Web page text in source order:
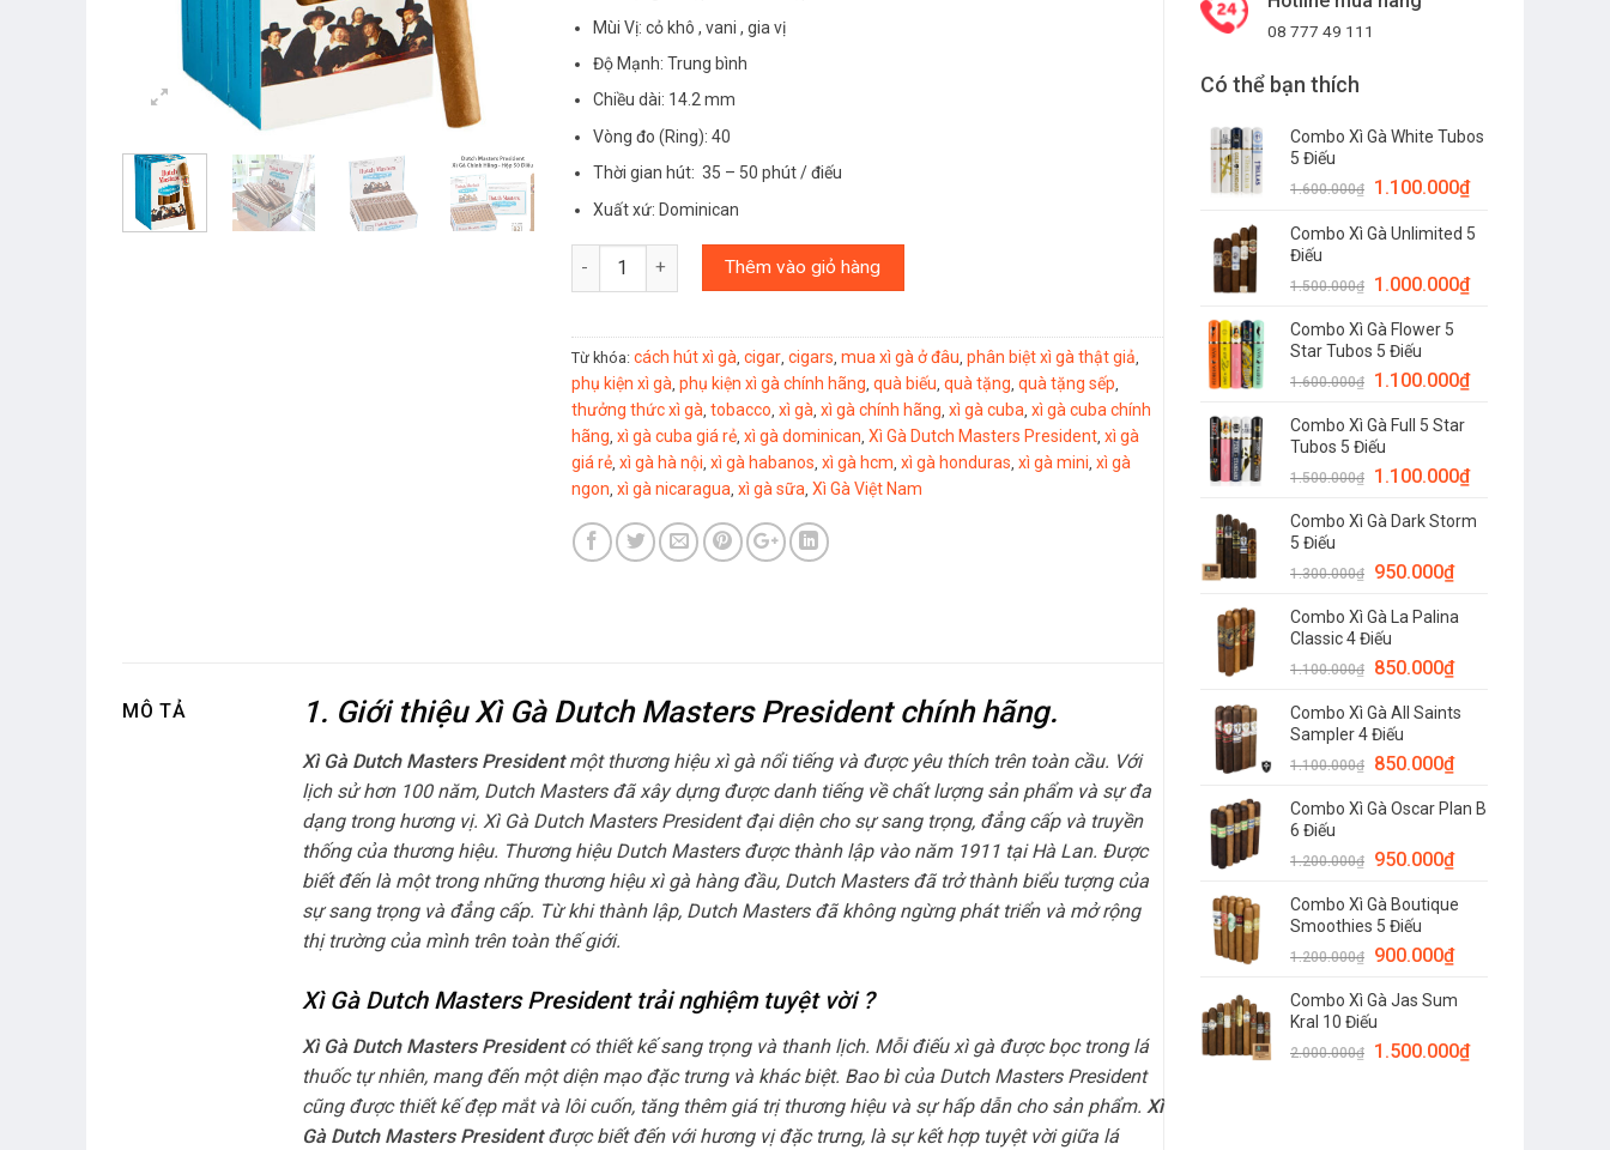
08 777 49 111
Có thể bạn thích
Combo Xì Gà White Tubos
5 Điếu
1.600.000₫ 1.100.000₫
Combo Xì Gà Unlimited 5
Điếu
1.500.000₫ 1.000.000₫
Combo Xì Gà Flower 5
Star Tubos 5 Điếu
1.600.000₫ 1.100.000₫
Combo Xì Gà Full 5 Star
Tubos 5 Điếu
1.500.000₫ 1.100.000₫
Combo Xì Gà Dark Storm
5 Điếu
1.300.000₫ 950.000₫
Combo Xì Gà La Palina
Classic 4 Điếu
1.100.000₫ 850.000₫
Combo Xì Gà All Saints
Sampler 4 Điếu
1.100.000₫ 850.000₫
Combo Xì Gà Oscar Plan B
6 Điếu
1.200.000₫ 950.000₫
Combo Xì Gà Boutique
Smoothies 5 Điếu
1.200.000₫ 900.000₫
Combo Xì Gà Jas Sum
Kral 10 Điếu
2.000.000₫ 1.500.000₫
Mùi Vị: cỏ khô , vani , gia vị
Độ Mạnh: Trung bình
Chiều dài: 14.2 mm
Vòng đo (Ring): 40
Thời gian hút: 35 – 50 phút / điếu
Xuất xứ: Dominican
Số lượng Thêm vào giỏ hàng
Từ khóa: cách hút xì gà cigar, cigars mua xì gà ở đâu phân biệt xì gà thật giả
phụ kiện xì gà phụ kiện xì gà chính hãng quà biếu quà tặng quà tặng sếp
thưởng thức xì gà tobacco xì gà xì gà chính hãng xì gà cuba xì gà cuba chính
hãng xì gà cuba giá rẻ, xì gà dominican Xì Gà Dutch Masters President, xì gà
giá rẻ, xì gà hà nội xì gà habanos xì gà hcm xì gà honduras xì gà mini xì gà
ngon xì gà nicaragua xì gà sữa Xì Gà Việt Nam
MÔ TẢ 1. Giới thiệu Xì Gà Dutch Masters President chính hãng.
Xì Gà Dutch Masters Presidentmột thương hiệu xì gà nổi tiếng và được yêu thích trên toàn cầu. Với
lịch sử hơn 100 năm, Dutch Masters đã xây dựng được danh tiếng về chất lượng sản phẩm và sự đa
dạng trong hương vị. Xì Gà Dutch Masters President đại diện cho sự sang trọng, đẳng cấp và truyền
thống của thương hiệu. Thương hiệu Dutch Masters được thành lập vào năm 1911 tại Hà Lan. Được
biết đến là một trong những thương hiệu xì gà hàng đầu, Dutch Masters đã trở thành biểu tượng của
sự sang trọng và đẳng cấp. Từ khi thành lập, Dutch Masters đã không ngừng phát triển và mở rộng
thị trường của mình trên toàn thế giới.
Xì Gà Dutch Masters President trải nghiệm tuyệt vời ?
Xì Gà Dutch Masters Presidentcó thiết kế sang trọng và thanh lịch. Mỗi điếu xì gà được bọc trong lá
thuốc tự nhiên, mang đến một diện mạo đặc trưng và khác biệt. Bao bì của Dutch Masters President
cũng được thiết kế đẹp mắt và lôi cuốn, tăng thêm giá trị thương hiệu và sự hấp dẫn cho sản phẩm. Xì
Gà Dutch Masters Presidentđược biết đến với hương vị đặc trưng, là sự kết hợp tuyệt vời giữa lá